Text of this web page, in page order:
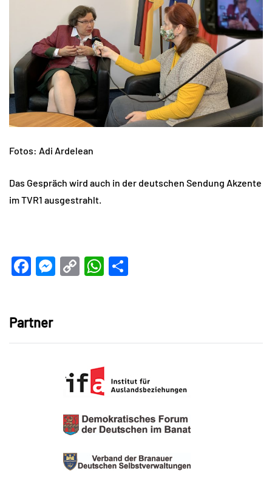
Fotos: Adi Ardelean
Das Gespräch wird auch in der deutschen Sendung Akzente
im TVR1 ausgestrahlt.
Facebook
Messenger
CopyWhatsApp
Partner